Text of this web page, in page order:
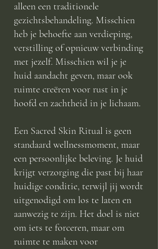
alleen een traditionele
gezichtsbehandeling. Misschien
heb je behoefte aan verdieping,
verstilling of opnieuw verbinding
met jezelf. Misschien wil je je
huid aandacht geven, maar ook
ruimte creëren voor rust in je
hoofd en zachtheid in je lichaam.
Een Sacred Skin Ritual is geen
standaard wellnessmoment, maar
een persoonlijke beleving. Je huid
krijgt verzorging die past bij haar
huidige conditie, terwijl jij wordt
uitgenodigd om los te laten en
aanwezig te zijn. Het doel is niet
om iets te forceren, maar om
ruimte te maken voor